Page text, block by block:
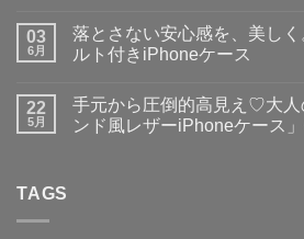
に
大
人
ル
イ
ヴ
あ
り
ま
作】
ペ
ア
フ
ト
に
ン
ト
は
あ
り
ま
03
6月
落とさない安心感を、美し
ルト付きiPhoneケース
さ
な
い
ン
ト
は
22
5月
手元から圧倒的高見え♡大人
ンド風レザーiPhoneケース
TAGS